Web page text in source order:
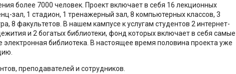
более 7000 человек. Проект включает в себя 16 лекционных
зал, 1 стадион, 1 тренажерный зал, 8 компьютерных классов, 3
8 факультетов. В нашем кампусе к услугам студентов 2 интернет-
и 2 богатых библиотеки, фонд которых включает в себя самые
библиотека. В настоящее время половина проекта уже
преподавателей и сотрудников.